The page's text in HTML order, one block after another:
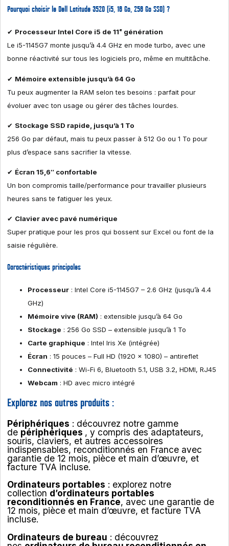
Pourquoi choisir le Dell Latitude 3520 (i5, 16 Go, 256 Go SSD) ?
✔ Processeur Intel Core i5 de 11ᵉ génération
Le i5-1145G7 monte jusqu’à 4.4 GHz en mode turbo, avec une
bonne réactivité sur tous les logiciels pro, même en multitâche.
✔ Mémoire extensible jusqu’à 64 Go
Tu peux augmenter la RAM selon tes besoins : parfait pour
évoluer avec ton usage ou gérer des tâches lourdes.
✔ Stockage SSD rapide, jusqu’à 1 To
256 Go par défaut, mais tu peux passer à 512 Go ou 1 To pour
plus d’espace sans sacrifier la vitesse.
✔ Écran 15,6″ confortable
Un bon compromis taille/performance pour travailler plusieurs
heures sans te fatiguer les yeux.
✔ Clavier avec pavé numérique
Super pratique pour les pros qui bossent sur Excel ou font de la
saisie régulière.
Caractéristiques principales
Processeur : Intel Core i5-1145G7 – 2.6 GHz (jusqu’à 4.4
GHz)
Mémoire vive (RAM) : extensible jusqu’à 64 Go
Stockage : 256 Go SSD – extensible jusqu’à 1 To
Carte graphique : Intel Iris Xe (intégrée)
Écran : 15 pouces – Full HD (1920 x 1080) – antireflet
Connectivité : Wi-Fi 6, Bluetooth 5.1, USB 3.2, HDMI, RJ45
Webcam : HD avec micro intégré
Explorez nos autres produits :
Périphériques : découvrez notre gamme
de périphériques , y compris des adaptateurs,
souris, claviers, et autres accessoires
indispensables, reconditionnés en France avec
garantie de 12 mois, pièce et main d’œuvre, et
facture TVA incluse.
Ordinateurs portables : explorez notre
collection d’ordinateurs portables
reconditionnés en France, avec une garantie de
12 mois, pièce et main d’œuvre, et facture TVA
incluse.
Ordinateurs de bureau : découvrez